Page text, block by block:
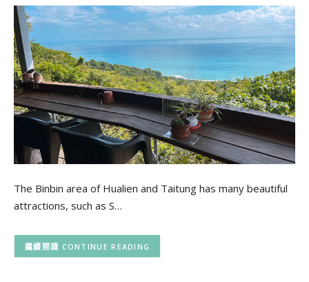
The Binbin area of Hualien and Taitung has many beautiful
attractions, such as S…
CONTINUE READING